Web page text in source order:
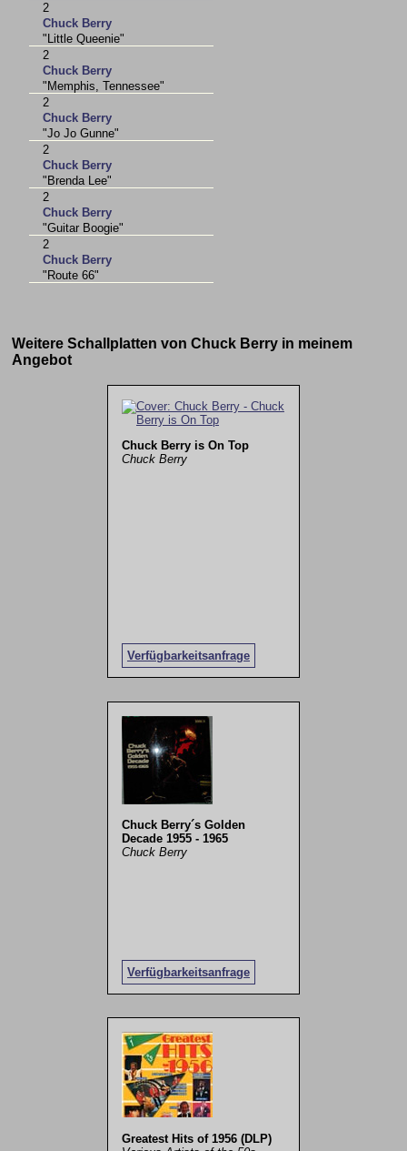
2
Chuck Berry
"Little Queenie"
2
Chuck Berry
"Memphis, Tennessee"
2
Chuck Berry
"Jo Jo Gunne"
2
Chuck Berry
"Brenda Lee"
2
Chuck Berry
"Guitar Boogie"
2
Chuck Berry
"Route 66"
Weitere Schallplatten von Chuck Berry in meinem
Angebot
Chuck Berry is On Top
Chuck Berry
Verfügbarkeitsanfrage
Chuck Berry´s Golden
Decade 1955 - 1965
Chuck Berry
Verfügbarkeitsanfrage
Greatest Hits of 1956 (DLP)